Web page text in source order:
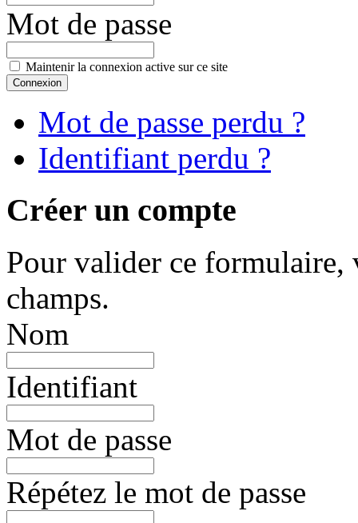
Mot de passe
Maintenir la connexion active sur ce site
Mot de passe perdu ?
Identifiant perdu ?
Créer un compte
Pour valider ce formulaire,
champs.
Nom
Identifiant
Mot de passe
Répétez le mot de passe